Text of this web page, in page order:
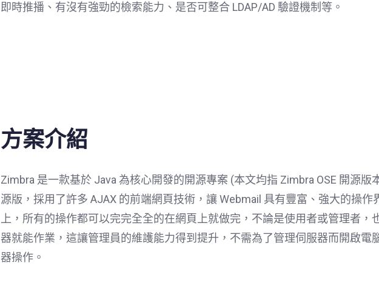
即時推播、有沒有強勁的檢索能力、是否可整合 LDAP/AD 驗證機制等。
方案介紹
Zimbra 是一款基於 Java 為核心開發的開源專案 (本文均指 Zimbra OSE 開源版
源版，採用了許多 AJAX 的前端網頁技術，讓 Webmail 具有豐富、強大的操作
上，所有的操作都可以完完全全的在網頁上就做完，不論是使用者或管理者，
器就能作業，這讓管理員的維護能力得到提升，不需為了管理伺服器而開啟電
器操作。